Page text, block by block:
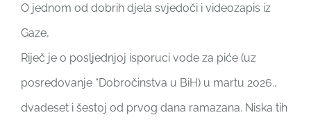
O jednom od dobrih djela svjedoči i videozapis iz
Gaze,
Riječ je o posljednjoj isporuci vode za piće (uz
posredovanje “Dobročinstva u BiH) u martu 2026.,
dvadeset i šestoj od prvog dana ramazana. Niska tih